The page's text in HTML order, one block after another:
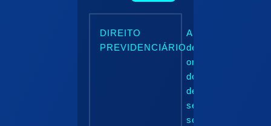
DIREITO
PREVIDENCIÁRIO
Abordagem
desde a
organização
do sistema
de
seguridade
social até